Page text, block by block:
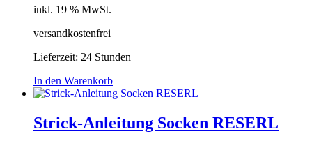
inkl. 19 % MwSt.
versandkostenfrei
Lieferzeit: 24 Stunden
In den Warenkorb
Strick-Anleitung Socken RESERL